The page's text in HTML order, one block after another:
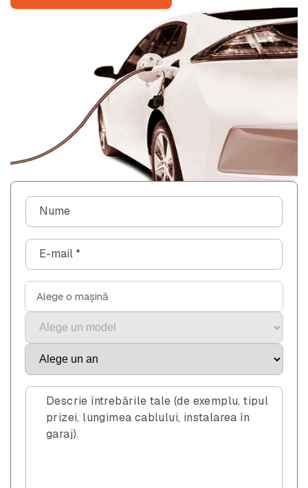
F
o
r
u
a
d
c
Nume
E-mail *
Alege o mașină
Descrie întrebările tale (de exemplu, tipul
prizei, lungimea cablului, instalarea în
garaj).